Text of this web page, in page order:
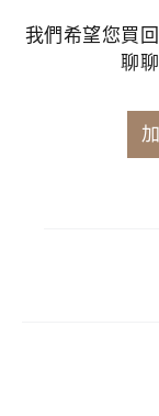
我們希望您買
聊